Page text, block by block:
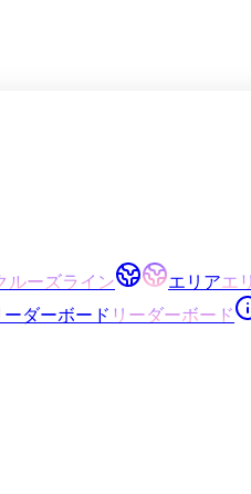
ルーズライン エリアエ
ーダーボード リーダーボード